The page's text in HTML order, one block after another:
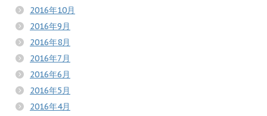
2016年10月
2016年9月
2016年8月
2016年7月
2016年6月
2016年5月
2016年4月